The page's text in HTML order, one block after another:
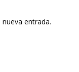
entrada.